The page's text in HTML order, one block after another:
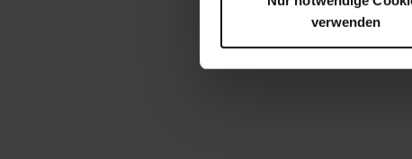
verwenden